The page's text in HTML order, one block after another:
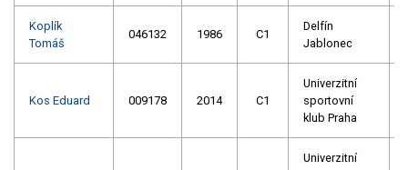
Koplík
Tomáš
046132 1986 C1
Delfín
Jablonec
Kos Eduard 009178 2014 C1
Univerzitní
sportovní
klub Praha
Univerzitní